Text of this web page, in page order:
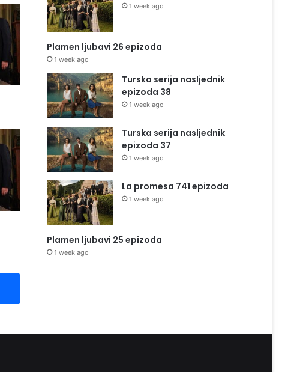
1 week ago
Plamen ljubavi 26 epizoda
1 week ago
Turska serija nasljednik
epizoda 38
1 week ago
Turska serija nasljednik
epizoda 37
1 week ago
La promesa 741 epizoda
1 week ago
Plamen ljubavi 25 epizoda
1 week ago